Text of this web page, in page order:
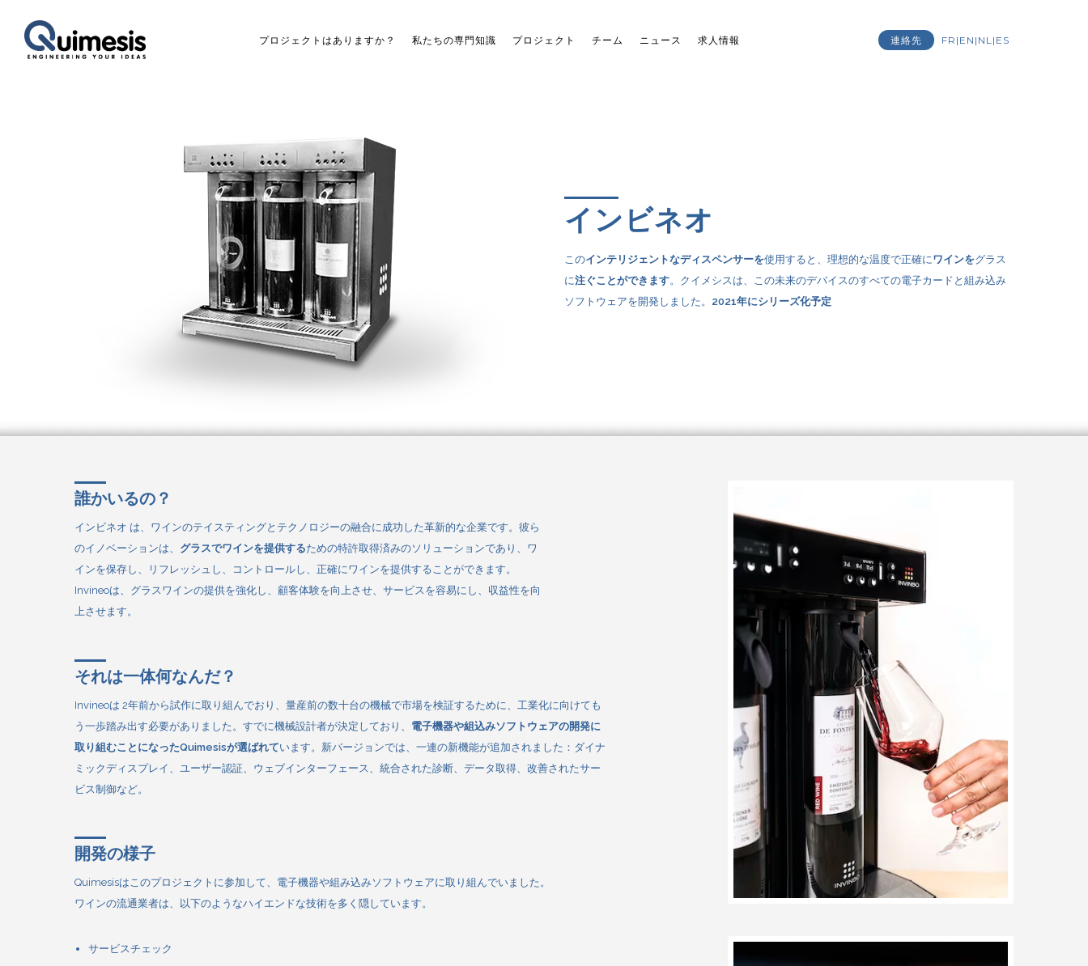
連絡先 FR | EN | NL| ES
プロジェクトはありますか？ 私たちの専門知識 プロジェクト チーム ニュース 求人情報
インビネオ
このインテリジェントなディスペンサーを使用すると、理想的な温度で正確に ワインをグラス
に注ぐことができます。クイメシスは、この未来のデバイスのすべての電子カードと組み込み
ソフトウェアを開発しました。 2021年にシリーズ化予定
誰かいるの？
インビネオ は、ワインのテイスティングとテクノロジーの融合に成功した革新的な企業です。彼ら
のイノベーションは、 グラスでワインを提供するための特許取得済みのソリューションであり、ワ
インを保存し、リフレッシュし、コントロールし、正確にワインを提供することができます。
Invineoは、グラスワインの提供を強化し、顧客体験を向上させ、サービスを容易にし、収益性を向
上させます。
それは一体何なんだ？
Invineoは 2年前から試作に取り組んでおり、量産前の数十台の機械で市場を検証するために、工業化に向けても
う一歩踏み出す必要がありました。すでに機械設計者が決定しており、 電子機器や組込みソフトウェアの開発に
取り組むことになったQuimesisが選ばれています。新バージョンでは、一連の新機能が追加されました：ダイナ
ミックディスプレイ、ユーザー認証、ウェブインターフェース、統合された診断、データ取得、改善されたサー
ビス制御など。
開発の様子
Quimesisはこのプロジェクトに参加して、電子機器や組み込みソフトウェアに取り組んでいました。
ワインの流通業者は、以下のようなハイエンドな技術を多く隠しています。
サービスチェック